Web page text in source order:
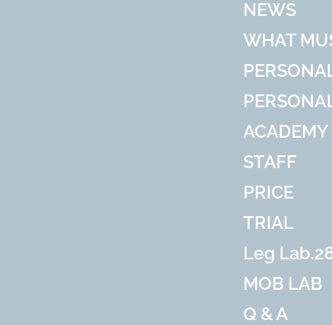
NEWS
WHAT
ACADEMY
STAFF
PRICE
TRIAL
Leg
MOB LAB
Q & A